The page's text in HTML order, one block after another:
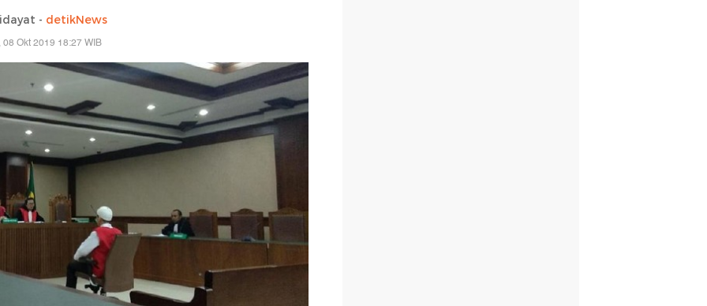
- detikNews
Okt 2019 18:27 WIB